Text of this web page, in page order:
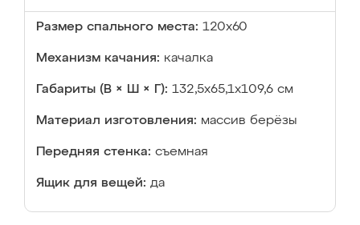
Размер спального места: 120x60
Механизм качания: качалка
Габариты (В × Ш × Г): 132,5х65,1х109,6 см
Материал изготовления: массив берёзы
Передняя стенка: съемная
Ящик для вещей: да